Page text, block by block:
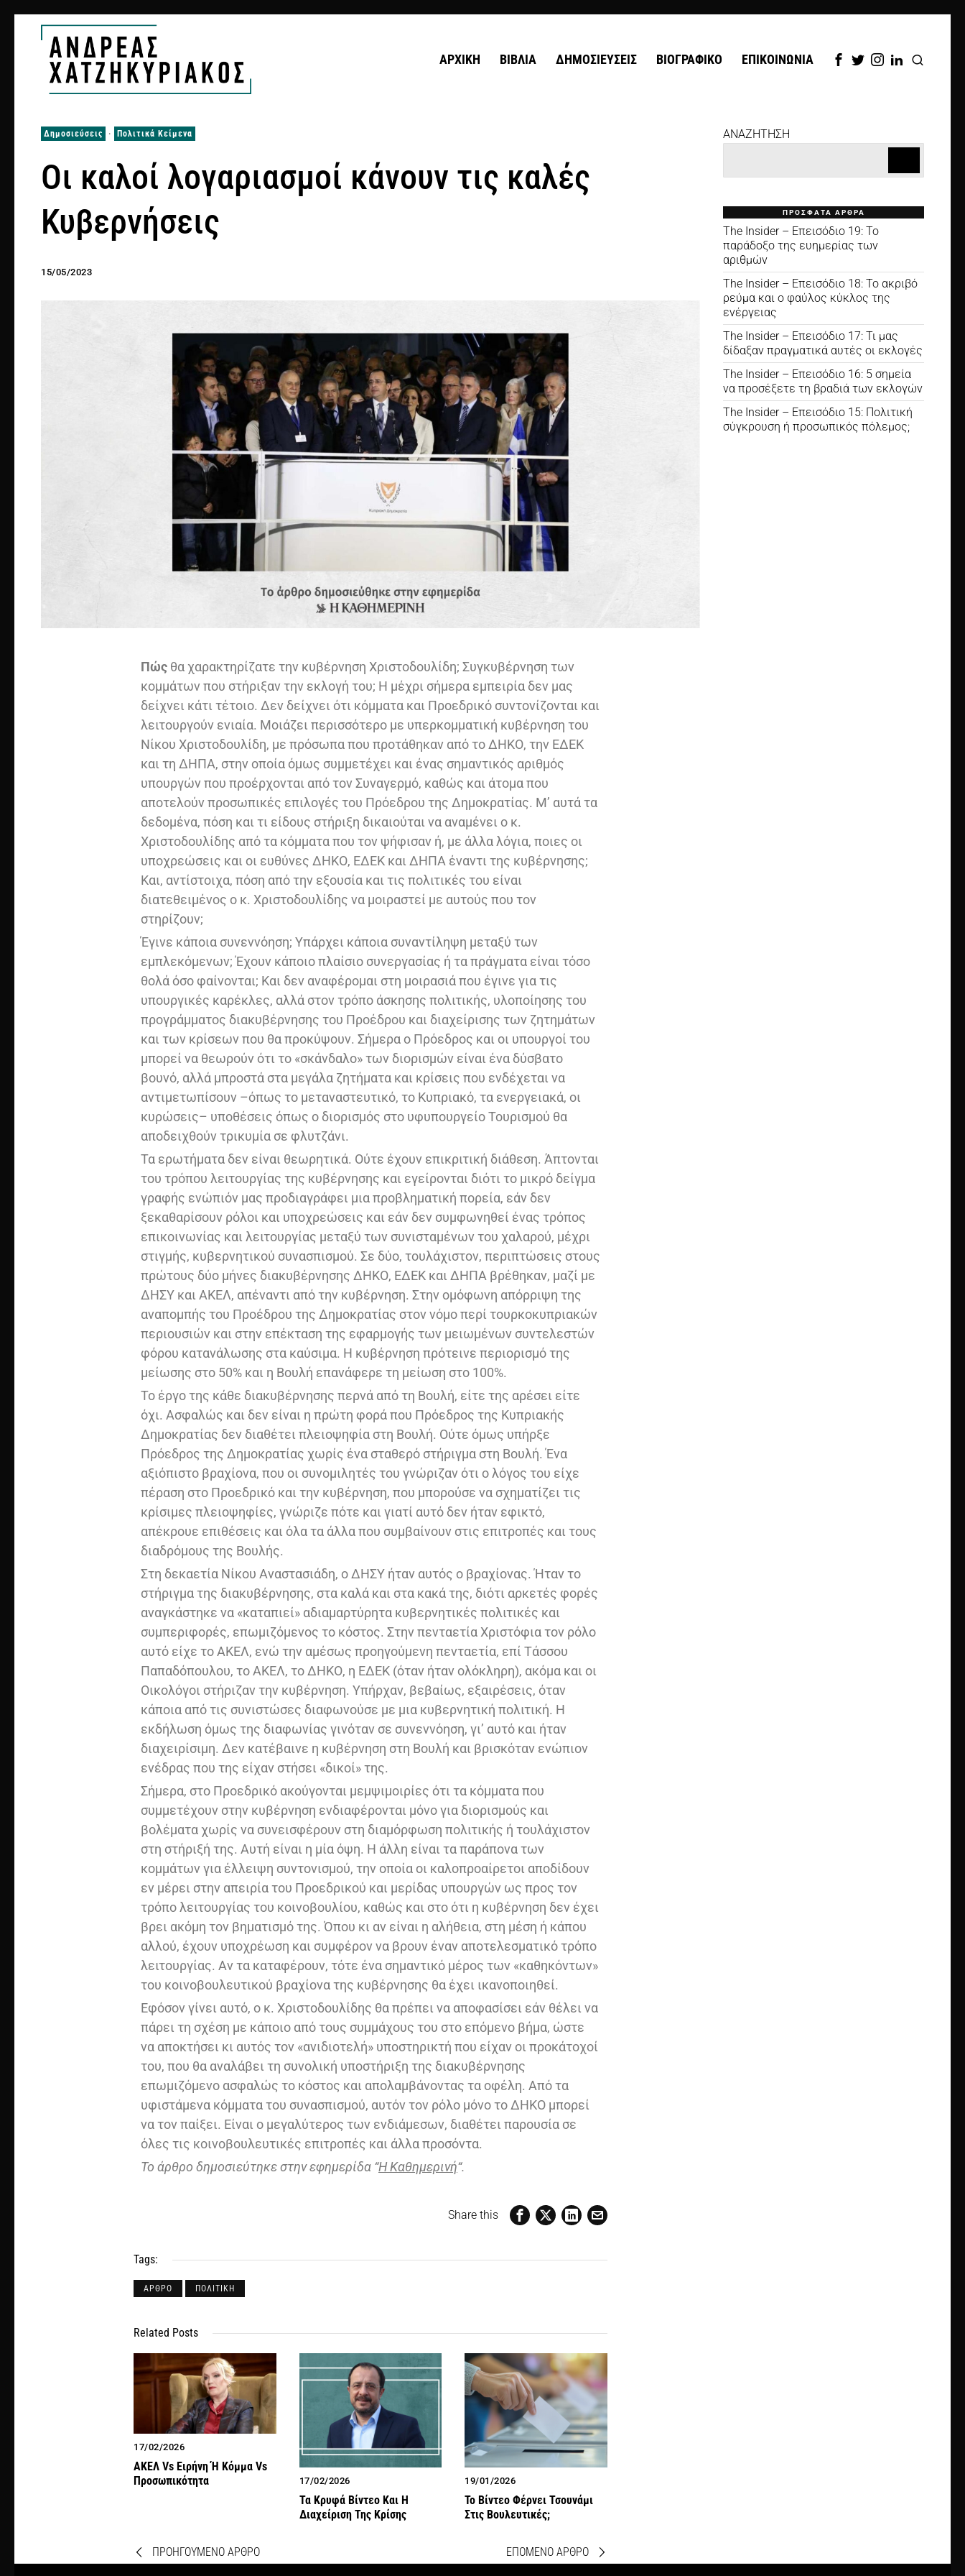
ΑΡΧΙΚΗ ΒΙΒΛΙΑ ΔΗΜΟΣΙΕΥΣΕΙΣ ΒΙΟΓΡΑΦΙΚΟ ΕΠΙΚΟΙΝΩΝΙΑ
Δημοσιεύσεις · Πολιτικά Κείμενα
Οι καλοί λογαριασμοί κάνουν τις καλές
Κυβερνήσεις
15/05/2023
Πώς θα χαρακτηρίζατε την κυβέρνηση Χριστοδουλίδη; Συγκυβέρνηση των
κομμάτων που στήριξαν την εκλογή του; Η μέχρι σήμερα εμπειρία δεν μας
δείχνει κάτι τέτοιο. Δεν δείχνει ότι κόμματα και Προεδρικό συντονίζονται και
λειτουργούν ενιαία. Μοιάζει περισσότερο με υπερκομματική κυβέρνηση του
Νίκου Χριστοδουλίδη, με πρόσωπα που προτάθηκαν από το ΔΗΚΟ, την ΕΔΕΚ
και τη ΔΗΠΑ, στην οποία όμως συμμετέχει και ένας σημαντικός αριθμός
υπουργών που προέρχονται από τον Συναγερμό, καθώς και άτομα που
αποτελούν προσωπικές επιλογές του Πρόεδρου της Δημοκρατίας. Μ’ αυτά τα
δεδομένα, πόση και τι είδους στήριξη δικαιούται να αναμένει ο κ.
Χριστοδουλίδης από τα κόμματα που τον ψήφισαν ή, με άλλα λόγια, ποιες οι
υποχρεώσεις και οι ευθύνες ΔΗΚΟ, ΕΔΕΚ και ΔΗΠΑ έναντι της κυβέρνησης;
Και, αντίστοιχα, πόση από την εξουσία και τις πολιτικές του είναι
διατεθειμένος ο κ. Χριστοδουλίδης να μοιραστεί με αυτούς που τον
στηρίζουν;
Έγινε κάποια συνεννόηση; Υπάρχει κάποια συναντίληψη μεταξύ των
εμπλεκόμενων; Έχουν κάποιο πλαίσιο συνεργασίας ή τα πράγματα είναι τόσο
θολά όσο φαίνονται; Και δεν αναφέρομαι στη μοιρασιά που έγινε για τις
υπουργικές καρέκλες, αλλά στον τρόπο άσκησης πολιτικής, υλοποίησης του
προγράμματος διακυβέρνησης του Προέδρου και διαχείρισης των ζητημάτων
και των κρίσεων που θα προκύψουν. Σήμερα ο Πρόεδρος και οι υπουργοί του
μπορεί να θεωρούν ότι το «σκάνδαλο» των διορισμών είναι ένα δύσβατο
βουνό, αλλά μπροστά στα μεγάλα ζητήματα και κρίσεις που ενδέχεται να
αντιμετωπίσουν –όπως το μεταναστευτικό, το Kυπριακό, τα ενεργειακά, οι
κυρώσεις– υποθέσεις όπως ο διορισμός στο υφυπουργείο Τουρισμού θα
αποδειχθούν τρικυμία σε φλυτζάνι.
Τα ερωτήματα δεν είναι θεωρητικά. Ούτε έχουν επικριτική διάθεση. Άπτονται
του τρόπου λειτουργίας της κυβέρνησης και εγείρονται διότι το μικρό δείγμα
γραφής ενώπιόν μας προδιαγράφει μια προβληματική πορεία, εάν δεν
ξεκαθαρίσουν ρόλοι και υποχρεώσεις και εάν δεν συμφωνηθεί ένας τρόπος
επικοινωνίας και λειτουργίας μεταξύ των συνισταμένων του χαλαρού, μέχρι
στιγμής, κυβερνητικού συνασπισμού. Σε δύο, τουλάχιστον, περιπτώσεις στους
πρώτους δύο μήνες διακυβέρνησης ΔΗΚΟ, ΕΔΕΚ και ΔΗΠΑ βρέθηκαν, μαζί με
ΔΗΣΥ και ΑΚΕΛ, απέναντι από την κυβέρνηση. Στην ομόφωνη απόρριψη της
αναπομπής του Προέδρου της Δημοκρατίας στον νόμο περί τουρκοκυπριακών
περιουσιών και στην επέκταση της εφαρμογής των μειωμένων συντελεστών
φόρου κατανάλωσης στα καύσιμα. Η κυβέρνηση πρότεινε περιορισμό της
μείωσης στο 50% και η Βουλή επανάφερε τη μείωση στο 100%.
Το έργο της κάθε διακυβέρνησης περνά από τη Βουλή, είτε της αρέσει είτε
όχι. Ασφαλώς και δεν είναι η πρώτη φορά που Πρόεδρος της Κυπριακής
Δημοκρατίας δεν διαθέτει πλειοψηφία στη Βουλή. Ούτε όμως υπήρξε
Πρόεδρος της Δημοκρατίας χωρίς ένα σταθερό στήριγμα στη Βουλή. Ένα
αξιόπιστο βραχίονα, που οι συνομιλητές του γνώριζαν ότι ο λόγος του είχε
πέραση στο Προεδρικό και την κυβέρνηση, που μπορούσε να σχηματίζει τις
κρίσιμες πλειοψηφίες, γνώριζε πότε και γιατί αυτό δεν ήταν εφικτό,
απέκρουε επιθέσεις και όλα τα άλλα που συμβαίνουν στις επιτροπές και τους
διαδρόμους της Βουλής.
Στη δεκαετία Νίκου Αναστασιάδη, ο ΔΗΣΥ ήταν αυτός ο βραχίονας. Ήταν το
στήριγμα της διακυβέρνησης, στα καλά και στα κακά της, διότι αρκετές φορές
αναγκάστηκε να «καταπιεί» αδιαμαρτύρητα κυβερνητικές πολιτικές και
συμπεριφορές, επωμιζόμενος το κόστος. Στην πενταετία Χριστόφια τον ρόλο
αυτό είχε το ΑΚΕΛ, ενώ την αμέσως προηγούμενη πενταετία, επί Τάσσου
Παπαδόπουλου, το ΑΚΕΛ, το ΔΗΚΟ, η ΕΔΕΚ (όταν ήταν ολόκληρη), ακόμα και οι
Οικολόγοι στήριζαν την κυβέρνηση. Υπήρχαν, βεβαίως, εξαιρέσεις, όταν
κάποια από τις συνιστώσες διαφωνούσε με μια κυβερνητική πολιτική. Η
εκδήλωση όμως της διαφωνίας γινόταν σε συνεννόηση, γι’ αυτό και ήταν
διαχειρίσιμη. Δεν κατέβαινε η κυβέρνηση στη Βουλή και βρισκόταν ενώπιον
ενέδρας που της είχαν στήσει «δικοί» της.
Σήμερα, στο Προεδρικό ακούγονται μεμψιμοιρίες ότι τα κόμματα που
συμμετέχουν στην κυβέρνηση ενδιαφέρονται μόνο για διορισμούς και
βολέματα χωρίς να συνεισφέρουν στη διαμόρφωση πολιτικής ή τουλάχιστον
στη στήριξή της. Αυτή είναι η μία όψη. Η άλλη είναι τα παράπονα των
κομμάτων για έλλειψη συντονισμού, την οποία οι καλοπροαίρετοι αποδίδουν
εν μέρει στην απειρία του Προεδρικού και μερίδας υπουργών ως προς τον
τρόπο λειτουργίας του κοινοβουλίου, καθώς και στο ότι η κυβέρνηση δεν έχει
βρει ακόμη τον βηματισμό της. Όπου κι αν είναι η αλήθεια, στη μέση ή κάπου
αλλού, έχουν υποχρέωση και συμφέρον να βρουν έναν αποτελεσματικό τρόπο
λειτουργίας. Αν τα καταφέρουν, τότε ένα σημαντικό μέρος των «καθηκόντων»
του κοινοβουλευτικού βραχίονα της κυβέρνησης θα έχει ικανοποιηθεί.
Εφόσον γίνει αυτό, ο κ. Χριστοδουλίδης θα πρέπει να αποφασίσει εάν θέλει να
πάρει τη σχέση με κάποιο από τους συμμάχους του στο επόμενο βήμα, ώστε
να αποκτήσει κι αυτός τον «ανιδιοτελή» υποστηρικτή που είχαν οι προκάτοχοί
του, που θα αναλάβει τη συνολική υποστήριξη της διακυβέρνησης
επωμιζόμενο ασφαλώς το κόστος και απολαμβάνοντας τα οφέλη. Από τα
υφιστάμενα κόμματα του συνασπισμού, αυτόν τον ρόλο μόνο το ΔΗΚΟ μπορεί
να τον παίξει. Είναι ο μεγαλύτερος των ενδιάμεσων, διαθέτει παρουσία σε
όλες τις κοινοβουλευτικές επιτροπές και άλλα προσόντα.
Το άρθρο δημοσιεύτηκε στην εφημερίδα “Η Καθημερινή“.
Share this
Tags:
ΑΡΘΡΟ ΠΟΛΙΤΙΚΗ
Related Posts
17/02/2026
ΑΚΕΛ Vs Ειρήνη Ή Κόμμα Vs
Προσωπικότητα
17/02/2026
Τα Κρυφά Βίντεο Και Η
Διαχείριση Της Κρίσης
19/01/2026
Το Βίντεο Φέρνει Τσουνάμι
Στις Βουλευτικές;
ΠΡΟΗΓΟΥΜΕΝΟ ΑΡΘΡΟ ΕΠΟΜΕΝΟ ΑΡΘΡΟ
ANAZHTHΣΗ
ΠΡΟΣΦΑΤΑ ΑΡΘΡΑ
The Insider – Επεισόδιο 19: Το
παράδοξο της ευημερίας των
αριθμών
The Insider – Επεισόδιο 18: Το ακριβό
ρεύμα και ο φαύλος κύκλος της
ενέργειας
The Insider – Επεισόδιο 17: Τι μας
δίδαξαν πραγματικά αυτές οι εκλογές
The Insider – Επεισόδιο 16: 5 σημεία
να προσέξετε τη βραδιά των εκλογών
The Insider – Επεισόδιο 15: Πολιτική
σύγκρουση ή προσωπικός πόλεμος;